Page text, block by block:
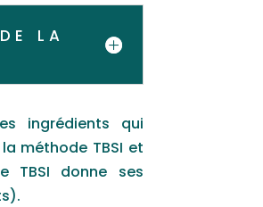
la
ingrédients qui
méthode TBSI et
TBSI donne ses